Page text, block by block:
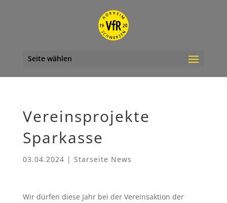
Seite wählen
Vereinsprojekte
Sparkasse
03.04.2024 | Starseite News
Wir dürfen diese Jahr bei der Vereinsaktion der